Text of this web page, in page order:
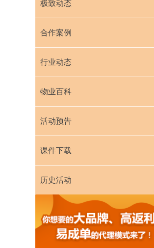
极致动态
合作案例
行业动态
物业百科
活动预告
课件下载
历史活动